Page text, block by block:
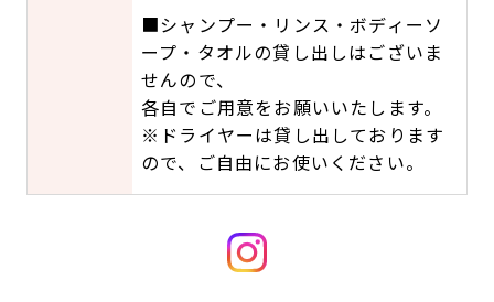
■シャンプー・リンス・ボディーソ
ープ・タオルの貸し出しはございま
せんので、
各自でご用意をお願いいたします。
※ドライヤーは貸し出しております
ので、ご自由にお使いください。